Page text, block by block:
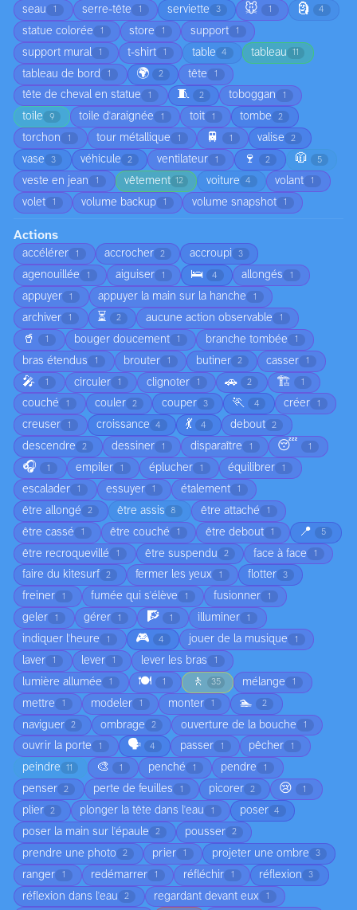
seau 1 serre-tête 1 serviette 3 🐭 1 🗿 4
statue colorée 1 store 1 support 1
support mural 1 t-shirt 1 table 4 tableau 11
tableau de bord 1 🌍 2 tête 1
tête de cheval en statue 1 🧵 2 toboggan 1
toile 9 toile d'araignée 1 toit 1 tombe 2
torchon 1 tour métallique 1 🚆 1 valise 2
vase 3 véhicule 2 ventilateur 1 🍷 2 🧥 5
veste en jean 1 vêtement 12 voiture 4 volant 1
volet 1 volume backup 1 volume snapshot 1
Actions
accélérer 1 accrocher 2 accroupi 3
agenouillée 1 aiguiser 1 🛌 4 allongés 1
appuyer 1 appuyer la main sur la hanche 1
archiver 1 ⏳ 2 aucune action observable 1
🥤 1 bouger doucement 1 branche tombée 1
bras étendus 1 brouter 1 butiner 2 casser 1
🎤 1 circuler 1 clignoter 1 🚗 2 🏗️ 1
couché 1 couler 2 couper 3 🏃 4 créer 1
creuser 1 croissance 4 💃 4 debout 2
descendre 2 dessiner 1 disparaître 1 😴 1
🎧 1 empiler 1 éplucher 1 équilibrer 1
escalader 1 essuyer 1 étalement 1
être allongé 2 être assis 8 être attaché 1
être cassé 1 être couché 1 être debout 1 📍 5
être recroquevillé 1 être suspendu 2 face à face 1
faire du kitesurf 2 fermer les yeux 1 flotter 3
freiner 1 fumée qui s'élève 1 fusionner 1
geler 1 gérer 1 🧗 1 illuminer 1
indiquer l'heure 1 🎮 4 jouer de la musique 1
laver 1 lever 1 lever les bras 1
lumière allumée 1 🍽️ 1 🚶 35 mélange 1
mettre 1 modeler 1 monter 1 🏊 2
naviguer 2 ombrage 2 ouverture de la bouche 1
ouvrir la porte 1 🗣️ 4 passer 1 pêcher 1
peindre 11 🎨 1 penché 1 pendre 1
penser 2 perte de feuilles 1 picorer 2 😢 1
plier 2 plonger la tête dans l'eau 1 poser 4
poser la main sur l'épaule 2 pousser 2
prendre une photo 2 prier 1 projeter une ombre 3
ranger 1 redémarrer 1 réfléchir 1 réflexion 3
réflexion dans l'eau 2 regardant devant eux 1